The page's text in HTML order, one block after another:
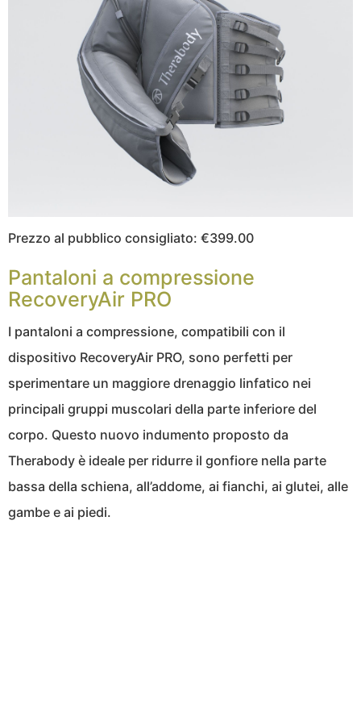
Prezzo al pubblico consigliato: €399.00
Pantaloni a compressione
RecoveryAir PRO
I pantaloni a compressione, compatibili con il
dispositivo RecoveryAir PRO, sono perfetti per
sperimentare un maggiore drenaggio linfatico nei
principali gruppi muscolari della parte inferiore del
corpo. Questo nuovo indumento proposto da
Therabody è ideale per ridurre il gonfiore nella parte
bassa della schiena, all’addome, ai fianchi, ai glutei, alle
gambe e ai piedi.